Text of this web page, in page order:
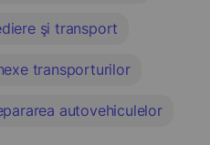
şi transport
transporturilor
autovehiculelor